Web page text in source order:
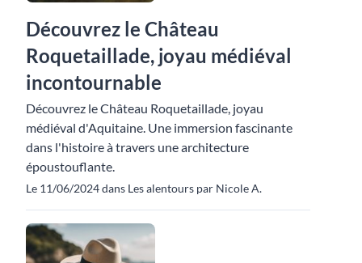
Découvrez le Château
Roquetaillade, joyau médiéval
incontournable
Découvrez le Château Roquetaillade, joyau
médiéval d'Aquitaine. Une immersion fascinante
dans l'histoire à travers une architecture
époustouflante.
Le 11/06/2024 dans Les alentours par Nicole A.